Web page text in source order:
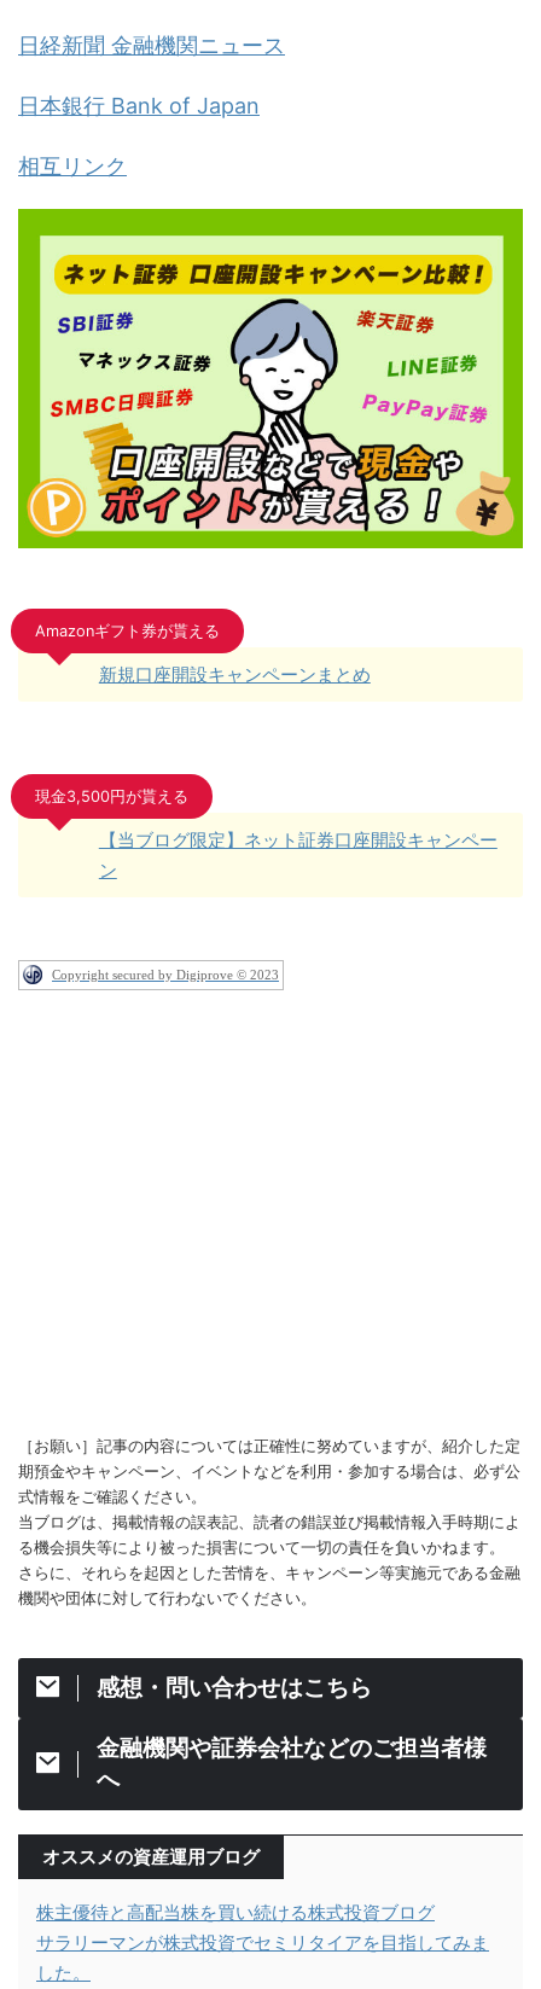
日経新聞 金融機関ニュース
日本銀行 Bank of Japan
相互リンク
Amazonギフト券が貰える
新規口座開設キャンペーンまとめ
現金3,500円が貰える
【当ブログ限定】ネット証券口座開設キャンペー
ン
Copyright secured by Digiprove © 2023
［お願い］記事の内容については正確性に努めていますが、紹介した定
期預金やキャンペーン、イベントなどを利用・参加する場合は、必ず公
式情報をご確認ください。
当ブログは、掲載情報の誤表記、読者の錯誤並び掲載情報入手時期によ
る機会損失等により被った損害について一切の責任を負いかねます。
さらに、それらを起因とした苦情を、キャンペーン等実施元である金融
機関や団体に対して行わないでください。
感想・問い合わせはこちら
金融機関や証券会社などのご担当者様
へ
オススメの資産運用ブログ
株主優待と高配当株を買い続ける株式投資ブログ
サラリーマンが株式投資でセミリタイアを目指してみま
した。